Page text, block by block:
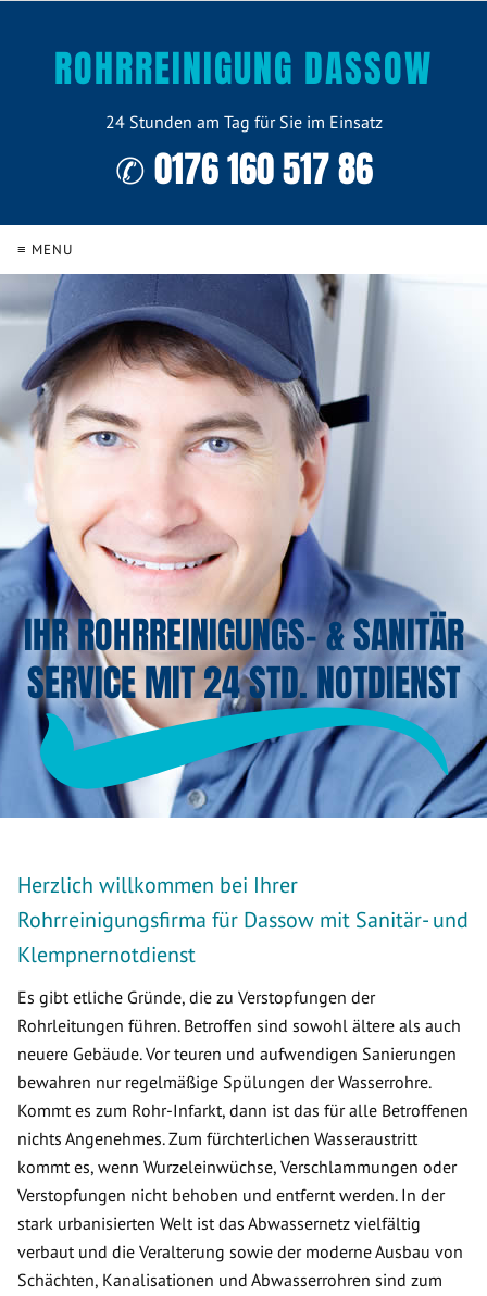
ROHRREINIGUNG DASSOW
24 Stunden am Tag für Sie im Einsatz
✆ 0176 160 517 86
≡ MENU
IHR ROHRREINIGUNGS- & SANITÄR
SERVICE MIT 24 STD. NOTDIENST
Herzlich willkommen bei Ihrer
Rohrreinigungsfirma für Dassow mit Sanitär- und
Klempnernotdienst
Es gibt etliche Gründe, die zu Verstopfungen der
Rohrleitungen führen. Betroffen sind sowohl ältere als auch
neuere Gebäude. Vor teuren und aufwendigen Sanierungen
bewahren nur regelmäßige Spülungen der Wasserrohre.
Kommt es zum Rohr-Infarkt, dann ist das für alle Betroffenen
nichts Angenehmes. Zum fürchterlichen Wasseraustritt
kommt es, wenn Wurzeleinwüchse, Verschlammungen oder
Verstopfungen nicht behoben und entfernt werden. In der
stark urbanisierten Welt ist das Abwassernetz vielfältig
verbaut und die Veralterung sowie der moderne Ausbau von
Schächten, Kanalisationen und Abwasserrohren sind zum